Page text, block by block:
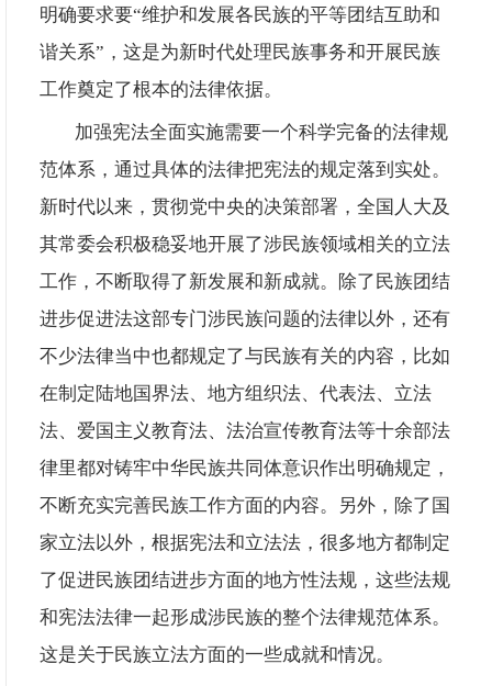
明确要求要“维护和发展各民族的平等团结互助和
谐关系”，这是为新时代处理民族事务和开展民族
工作奠定了根本的法律依据。
加强宪法全面实施需要一个科学完备的法律规
范体系，通过具体的法律把宪法的规定落到实处。
新时代以来，贯彻党中央的决策部署，全国人大及
其常委会积极稳妥地开展了涉民族领域相关的立法
工作，不断取得了新发展和新成就。除了民族团结
进步促进法这部专门涉民族问题的法律以外，还有
不少法律当中也都规定了与民族有关的内容，比如
在制定陆地国界法、地方组织法、代表法、立法
法、爱国主义教育法、法治宣传教育法等十余部法
律里都对铸牢中华民族共同体意识作出明确规定，
不断充实完善民族工作方面的内容。另外，除了国
家立法以外，根据宪法和立法法，很多地方都制定
了促进民族团结进步方面的地方性法规，这些法规
和宪法法律一起形成涉民族的整个法律规范体系。
这是关于民族立法方面的一些成就和情况。